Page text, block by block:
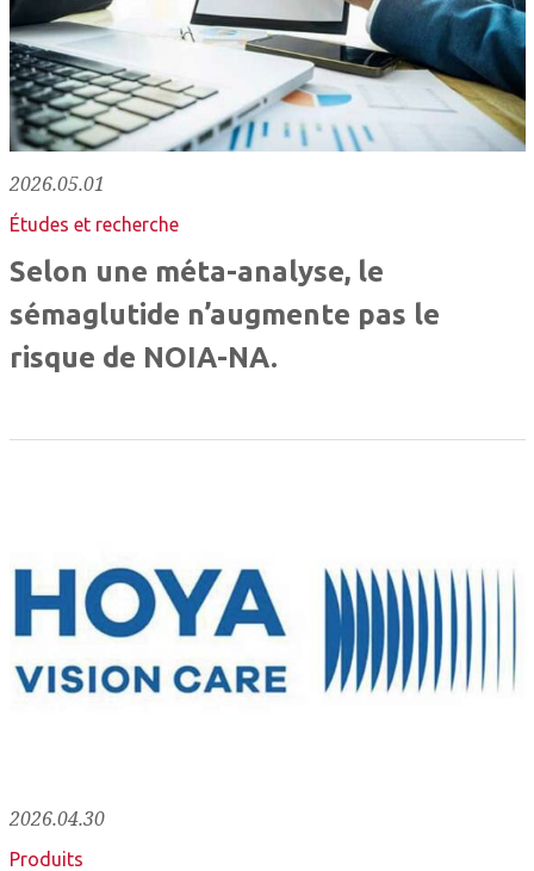
2026.05.01
Études et recherche
Selon une méta-analyse, le
sémaglutide n’augmente pas le
risque de NOIA-NA.
2026.04.30
Produits